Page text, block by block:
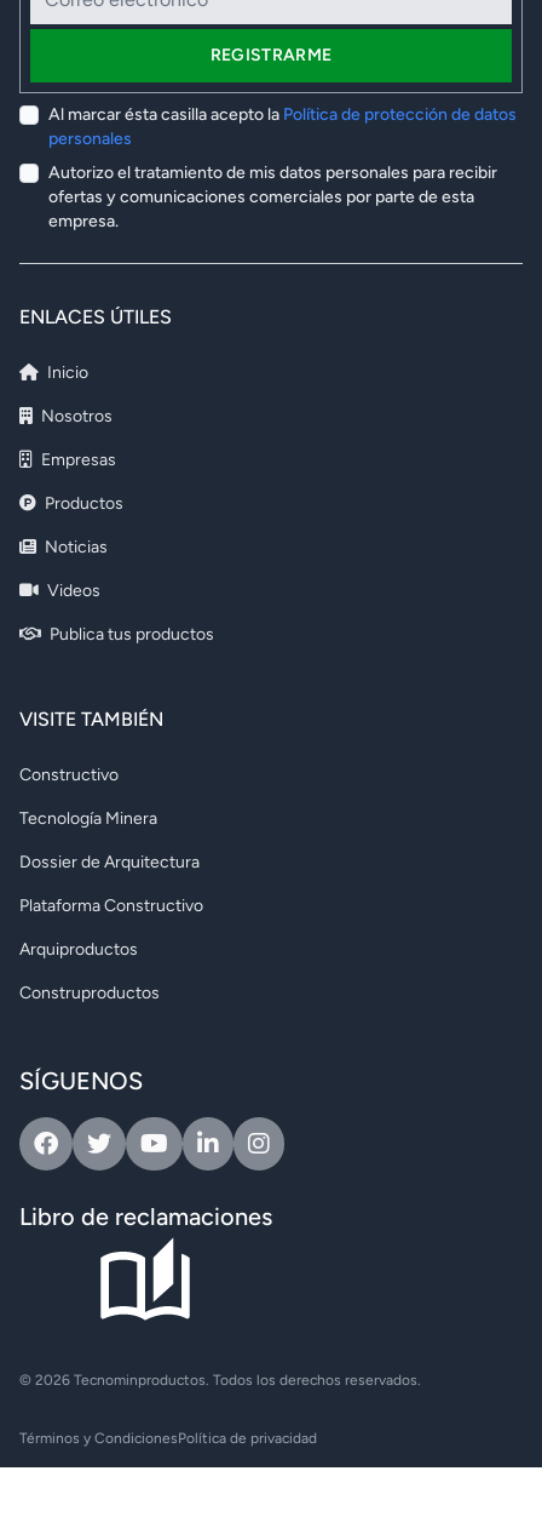
REGISTRARME
Al marcar ésta casilla acepto la Política de protección de datos
personales
Autorizo el tratamiento de mis datos personales para recibir
ofertas y comunicaciones comerciales por parte de esta
empresa.
ENLACES ÚTILES
Inicio
Nosotros
Empresas
Productos
Noticias
Videos
Publica tus productos
VISITE TAMBIÉN
Constructivo
Tecnología Minera
Dossier de Arquitectura
Plataforma Constructivo
Arquiproductos
Construproductos
SÍGUENOS
FacebookTwitterYoutubeLinkedinInstagram
Libro de reclamaciones
© 2026 Tecnominproductos. Todos los derechos reservados.
Términos y CondicionesPolítica de privacidad